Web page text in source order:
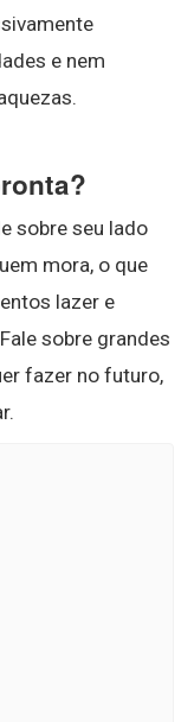
e nem
sobre seu lado
mora, o que
lazer e
sobre grandes
fazer no futuro,